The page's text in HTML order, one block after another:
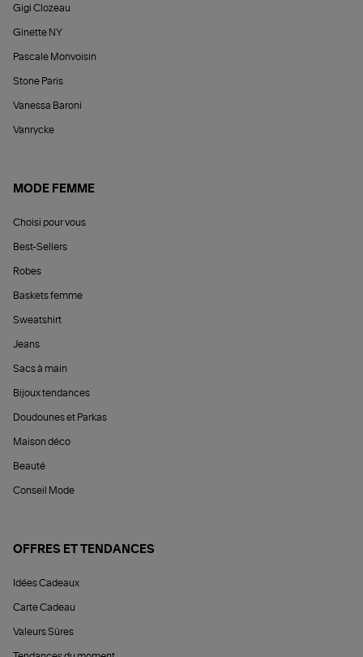
Gigi Clozeau
Ginette NY
Pascale Monvoisin
Stone Paris
Vanessa Baroni
Vanrycke
MODE FEMME
Choisi pour vous
Best-Sellers
Robes
Baskets femme
Sweatshirt
Jeans
Sacs à main
Bijoux tendances
Doudounes et Parkas
Maison déco
Beauté
Conseil Mode
OFFRES ET TENDANCES
Idées Cadeaux
Carte Cadeau
Valeurs Sûres